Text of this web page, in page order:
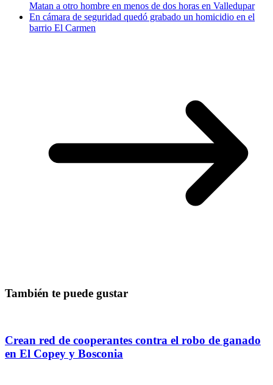
Matan a otro hombre en menos de dos horas en Valledupar
En cámara de seguridad quedó grabado un homicidio en el
barrio El Carmen
También te puede gustar
Crean red de cooperantes contra el robo de ganado
en El Copey y Bosconia